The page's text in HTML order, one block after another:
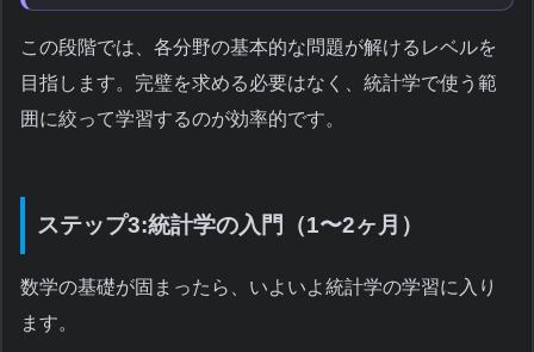
この段階では、各分野の基本的な問題が解けるレベルを
目指します。完璧を求める必要はなく、統計学で使う範
囲に絞って学習するのが効率的です。
ステップ3:統計学の入門（1〜2ヶ月）
数学の基礎が固まったら、いよいよ統計学の学習に入り
ます。